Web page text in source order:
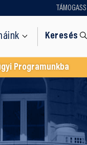
Keresés
Programunkba